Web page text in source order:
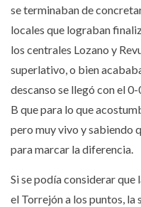
se terminaban de
locales que lograban
los centrales Lozano y
superlativo, o bien
descanso se llegó con el
B que para lo que
pero muy vivo y sabiendo
para marcar la diferencia.
Si se podía considerar
el Torrejón a los puntos, la